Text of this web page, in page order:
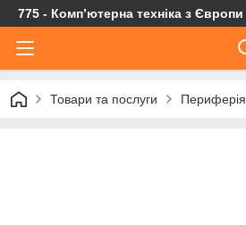
775 - Компʼютерна техніка з Європи
Товари та послуги Периферія